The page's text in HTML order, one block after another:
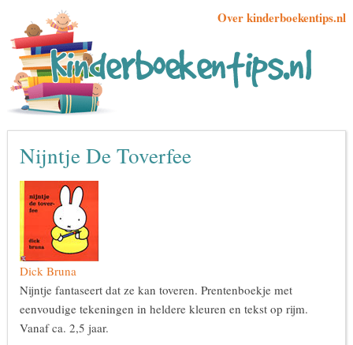
Over kinderboekentips.nl
Nijntje De Toverfee
Dick Bruna
Nijntje fantaseert dat ze kan toveren. Prentenboekje met
eenvoudige tekeningen in heldere kleuren en tekst op rijm.
Vanaf ca. 2,5 jaar.